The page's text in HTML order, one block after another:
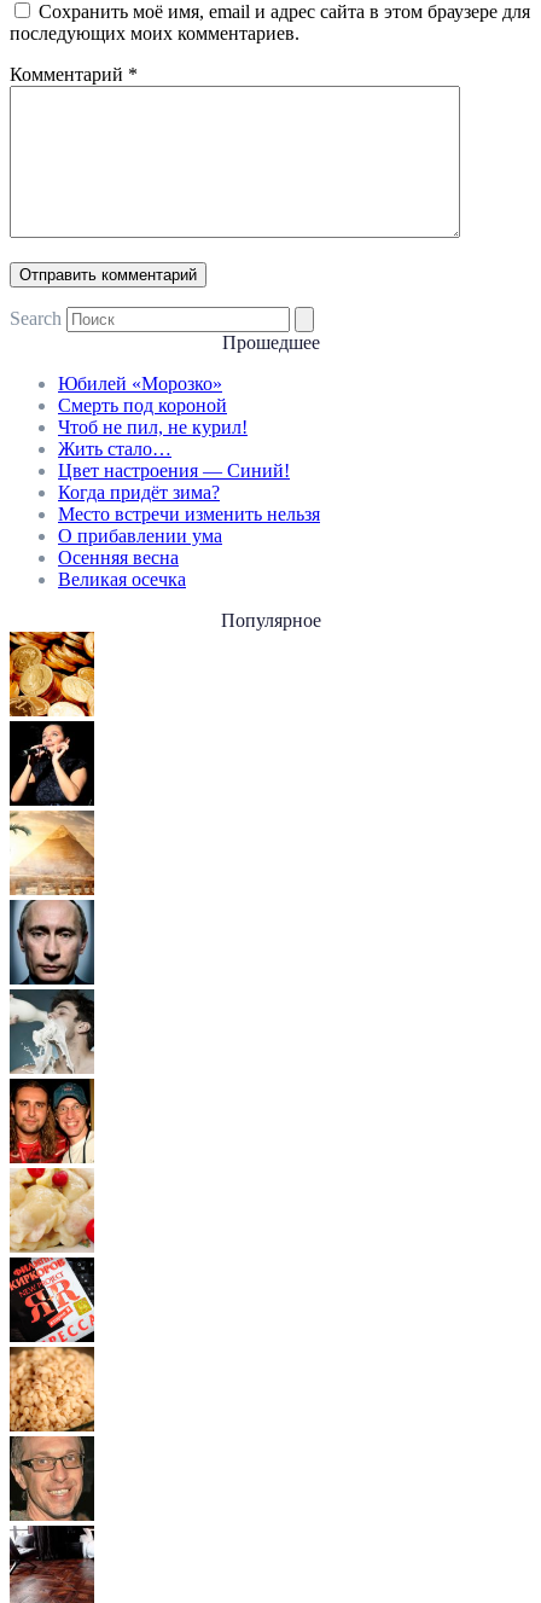
Сохранить моё имя, email и адрес сайта в этом браузере для
последующих моих комментариев.
Комментарий *
Search
Прошедшее
Юбилей «Морозко»
Смерть под короной
Чтоб не пил, не курил!
Жить стало…
Цвет настроения — Синий!
Когда придёт зима?
Место встречи изменить нельзя
О прибавлении ума
Осенняя весна
Великая осечка
Популярное